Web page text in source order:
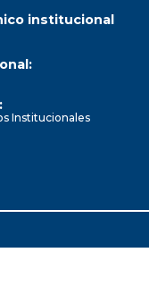
institucional
Institucionales